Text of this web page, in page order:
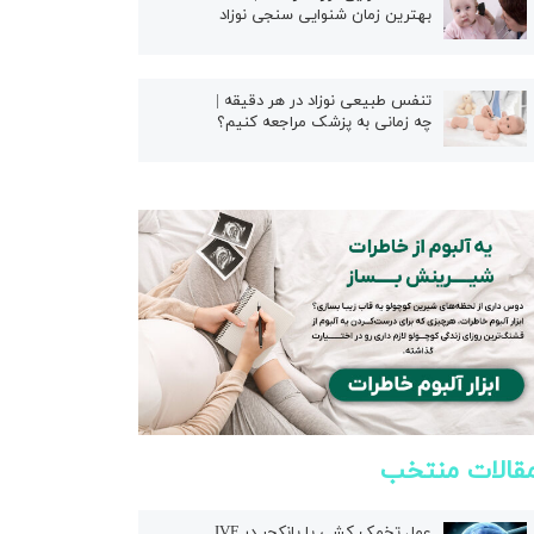
بهترین زمان شنوایی سنجی نوزاد
تنفس طبیعی نوزاد در هر دقیقه |
چه زمانی به پزشک مراجعه کنیم؟
منتخب